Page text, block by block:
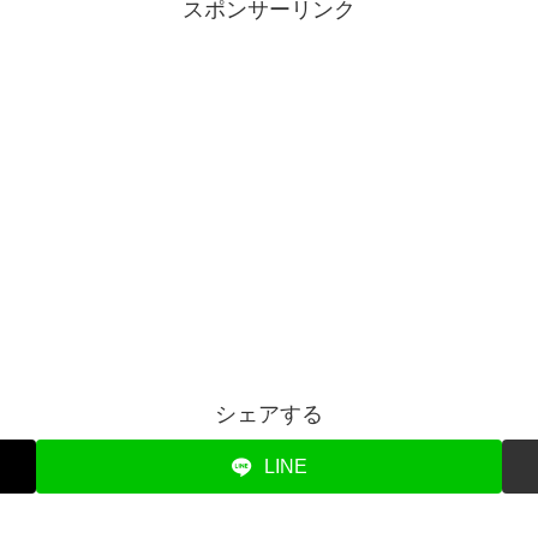
スポンサーリンク
シェアする
LINE